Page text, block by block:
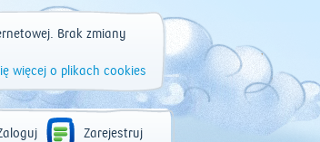
Brak zmiany
więcej o plikach cookies
Zarejestruj